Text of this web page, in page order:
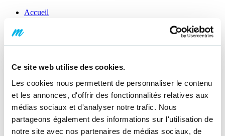
Ce site web utilise des cookies.
Les cookies nous permettent de personnaliser le contenu
et les annonces, d'offrir des fonctionnalités relatives aux
médias sociaux et d'analyser notre trafic. Nous
partageons également des informations sur l'utilisation de
notre site avec nos partenaires de médias sociaux, de
Accueil
Partager
Voir la galerie d'images
Auberge du Lac-à-l'eau-Claire
- autres services